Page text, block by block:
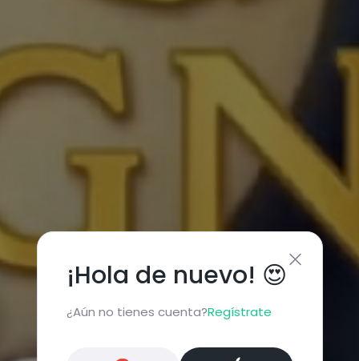
¡Hola de nuevo! 😍
¿Aún no tienes cuenta?Regístrate